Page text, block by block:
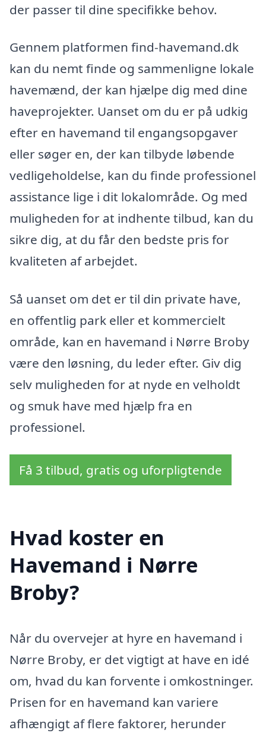
der passer til dine specifikke behov.
Gennem platformen find-havemand.dk
kan du nemt finde og sammenligne lokale
havemænd, der kan hjælpe dig med dine
haveprojekter. Uanset om du er på udkig
efter en havemand til engangsopgaver
eller søger en, der kan tilbyde løbende
vedligeholdelse, kan du finde professionel
assistance lige i dit lokalområde. Og med
muligheden for at indhente tilbud, kan du
sikre dig, at du får den bedste pris for
kvaliteten af arbejdet.
Så uanset om det er til din private have,
en offentlig park eller et kommercielt
område, kan en havemand i Nørre Broby
være den løsning, du leder efter. Giv dig
selv muligheden for at nyde en velholdt
og smuk have med hjælp fra en
professionel.
Få 3 tilbud, gratis og uforpligtende
Hvad koster en
Havemand i Nørre
Broby?
Når du overvejer at hyre en havemand i
Nørre Broby, er det vigtigt at have en idé
om, hvad du kan forvente i omkostninger.
Prisen for en havemand kan variere
afhængigt af flere faktorer, herunder